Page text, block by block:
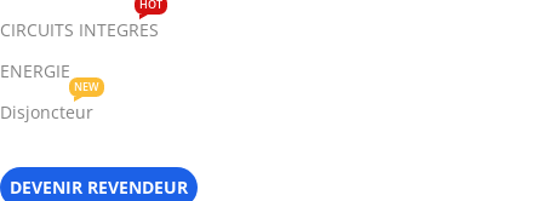
CIRCUITS INTEGRES
HOT
ENERGIE
Disjoncteur
NEW
DEVENIR REVENDEUR